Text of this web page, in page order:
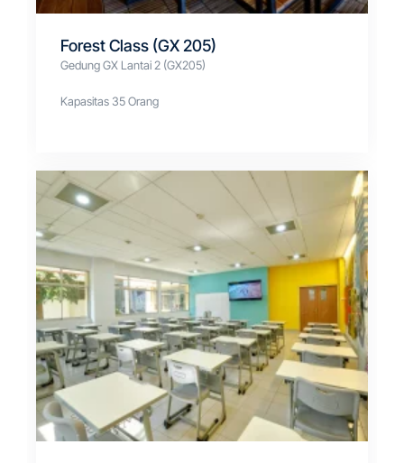
Forest Class (GX 205)
Gedung GX Lantai 2 (GX205)
Kapasitas 35 Orang